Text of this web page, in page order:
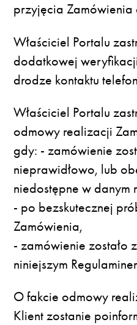
przyjęcia Zamówienia
Właściciel Portalu
dodatkowej
drodze kontaktu
Właściciel Portalu
odmowy realizacji
gdy: - zamówienie
nieprawidłowo, lub
niedostępne w danym
- po bezskutecznej
Zamówienia,
- zamówienie zostało
niniejszym
O fakcie odmowy
Klient zostanie